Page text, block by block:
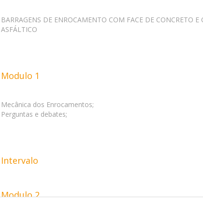
BARRAGENS DE ENROCAMENTO COM FACE DE CONCRETO E
ASFÁLTICO
Modulo 1
Mecânica dos Enrocamentos;
Perguntas e debates;
Intervalo
Modulo 2